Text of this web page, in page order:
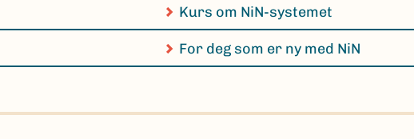
Kurs om NiN-systemet
For deg som er ny med NiN